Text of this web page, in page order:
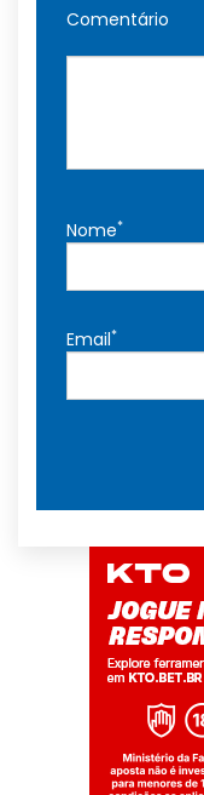
Comentário
Nome*
Email*